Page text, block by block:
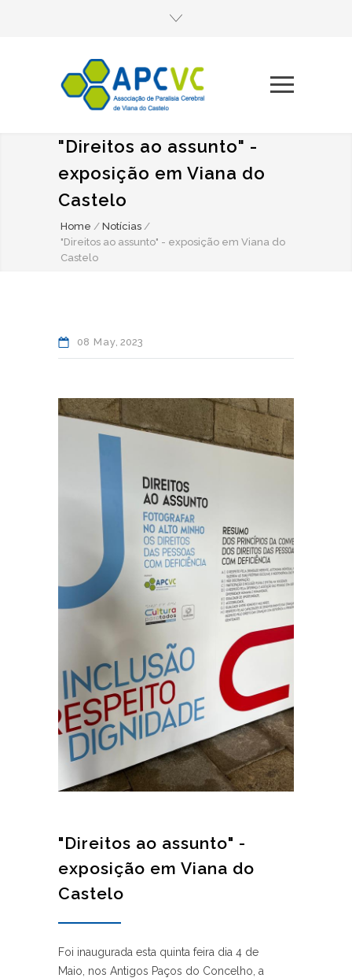
"Direitos ao assunto" -
exposição em Viana do
Castelo
Home / Notícias /
"Direitos ao assunto" - exposição em Viana do
Castelo
08 May 2023
"Direitos ao assunto" -
exposição em Viana do
Castelo
Foi inaugurada esta quinta feira dia 4 de
Maio, nos Antigos Paços do Concelho, a